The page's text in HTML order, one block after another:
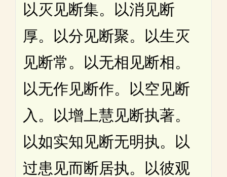
以灭见断集。以消见断
厚。以分见断聚。以生灭
见断常。以无相见断相。
以无作见断作。以空见断
入。以增上慧见断执著。
以如实知见断无明执。以
过患见而断居执。以彼观